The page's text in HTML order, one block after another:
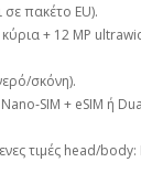
σε πακέτο EU).
κύρια + 12 MP
σκόνη).
Nano‑SIM + eSIM ή
τιμές head/body: